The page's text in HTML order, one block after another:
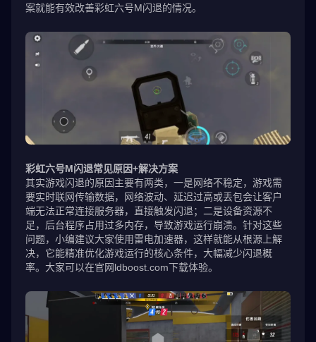
案就能有效改善彩虹六号M闪退的情况。
彩虹六号M闪退常见原因+解决方案
其实游戏闪退的原因主要有两类，一是网络不稳定，游戏需
要实时联网传输数据，网络波动、延迟过高或丢包会让客户
端无法正常连接服务器，直接触发闪退；二是设备资源不
足，后台程序占用过多内存，导致游戏运行崩溃。针对这些
问题，小编建议大家使用雷电加速器，这样就能从根源上解
决，它能精准优化游戏运行的核心条件，大幅减少闪退概
率。大家可以在官网ldboost.com下载体验。